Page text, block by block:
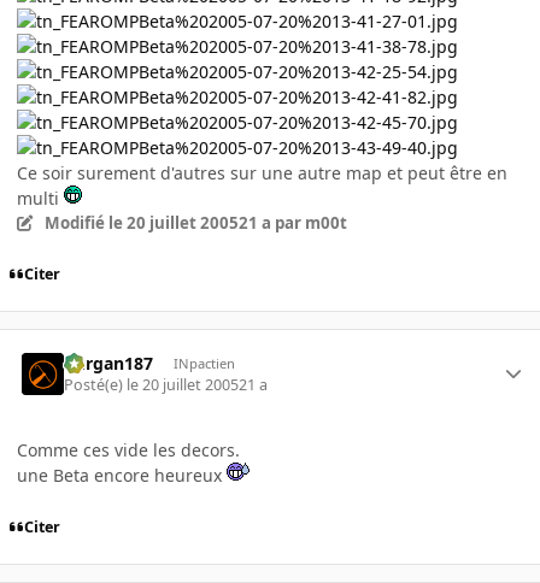
Ce soir surement d'autres sur une autre map et peut être en
multi
Modifié le 20 juillet 200521 a par m00t
Citer
kurgan187 INpactien
Posté(e) le 20 juillet 200521 a
Comme ces vide les decors.
une Beta encore heureux
Citer